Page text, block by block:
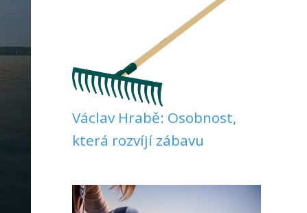
Václav Hrabě: Osobnost,
která rozvíjí zábavu